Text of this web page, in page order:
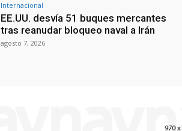
Internacional
EE.UU. desvía 51 buques mercantes
tras reanudar bloqueo naval a Irán
agosto 7, 2026